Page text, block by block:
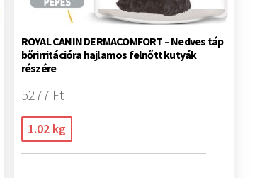
ROYAL CANIN DERMACOMFORT – Nedves táp
bőrirritációra hajlamos felnőtt kutyák
részére
5277 Ft
1.02 kg